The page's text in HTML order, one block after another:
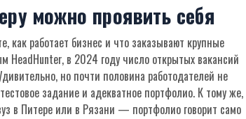
можно проявить себя
работает бизнес и что заказывают крупные
HeadHunter, в 2024 году число открытых вакансий
но почти половина работодателей не
задание и адекватное портфолио. К тому же,
в Питере или в Рязани — портфолио говорит само